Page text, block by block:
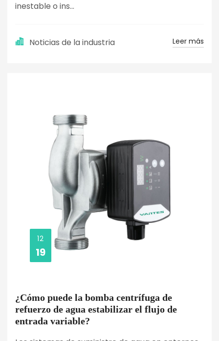
inestable o ins...
Noticias de la industria Leer más
12
19
¿Cómo puede la bomba centrífuga de
refuerzo de agua estabilizar el flujo de
entrada variable?